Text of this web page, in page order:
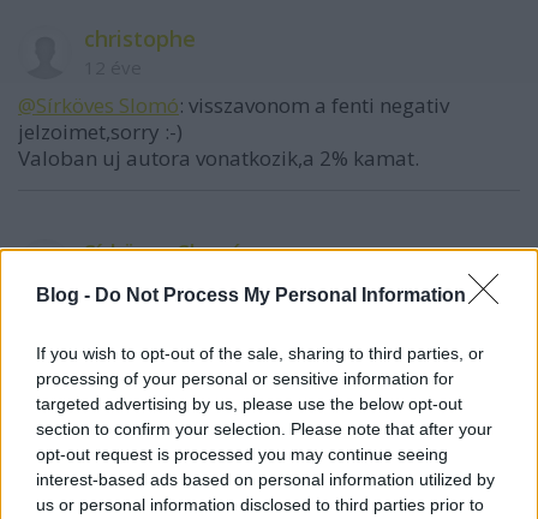
Blog - Do Not Process My Personal Information
If you wish to opt-out of the sale, sharing to third parties, or
processing of your personal or sensitive information for
targeted advertising by us, please use the below opt-out
section to confirm your selection. Please note that after your
opt-out request is processed you may continue seeing
interest-based ads based on personal information utilized by
us or personal information disclosed to third parties prior to
christophe
@Sírköves Slomó: visszavonom a fenti negativ
jelzoimet,sorry :-)
Valoban uj autora vonatkozik,a 2% kamat.
Sírköves Slomó
12 éve
Igazából nem hiszek a szememnek, tudtommal a
nyugati eur-jelzálogkölcsönök is drágábbak szoktak
lenni mint 2%. Az autó meg mindig
drágább...gondoltam én.